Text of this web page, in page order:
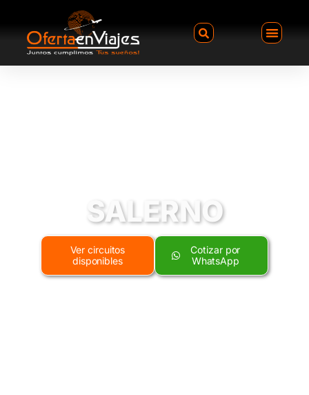
SALERNO
Ver circuitos
disponibles
Cotizar por
WhatsApp